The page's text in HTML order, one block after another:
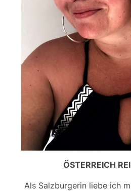
ÖSTERREICH
Als Salzburgerin liebe ich